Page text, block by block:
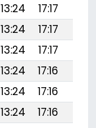
13:24 17:17
13:24 17:17
13:24 17:17
13:24 17:16
13:24 17:16
13:24 17:16